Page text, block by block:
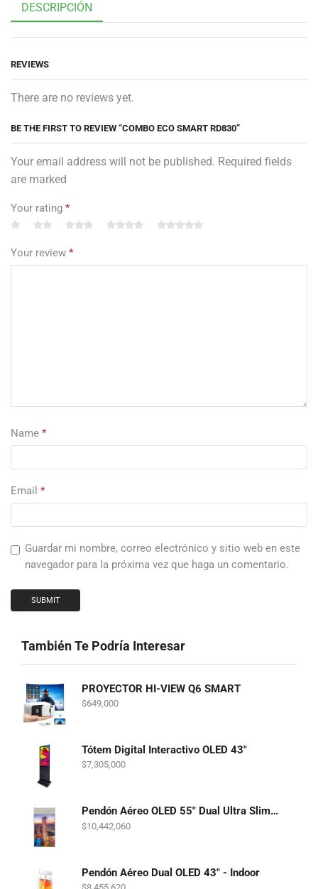
DESCRIPCIÓN
REVIEWS
There are no reviews yet.
BE THE FIRST TO REVIEW “COMBO ECO SMART RD830”
Your email address will not be published. Required fields
are marked
Your rating *
Your review *
Name *
Email *
Guardar mi nombre, correo electrónico y sitio web en este
navegador para la próxima vez que haga un comentario.
También Te Podría Interesar
PROYECTOR HI-VIEW Q6 SMART
$649,000
Tótem Digital Interactivo OLED 43"
$7,305,000
Pendón Aéreo OLED 55" Dual Ultra Slim - Indoor
$10,442,060
Pendón Aéreo Dual OLED 43" - Indoor